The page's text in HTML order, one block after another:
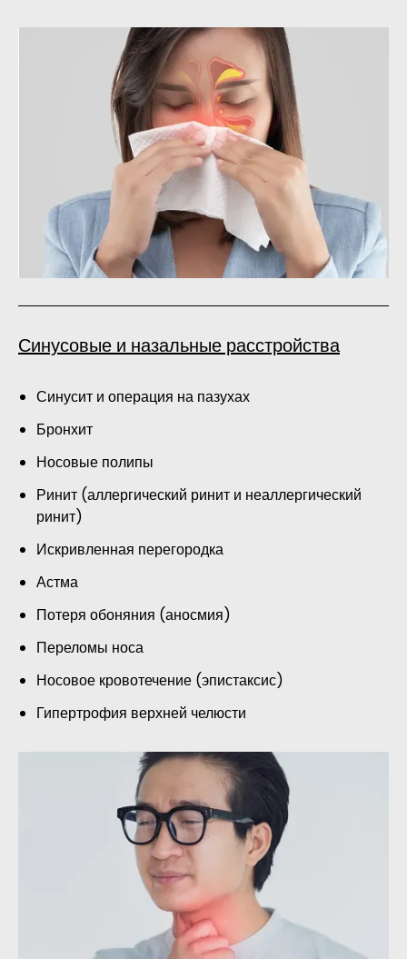
Синусовые и назальные расстройства
Синусит и операция на пазухах
Бронхит
Носовые полипы
Ринит (аллергический ринит и неаллергический
ринит)
Искривленная перегородка
Астма
Потеря обоняния (аносмия)
Переломы носа
Носовое кровотечение (эпистаксис)
Гипертрофия верхней челюсти